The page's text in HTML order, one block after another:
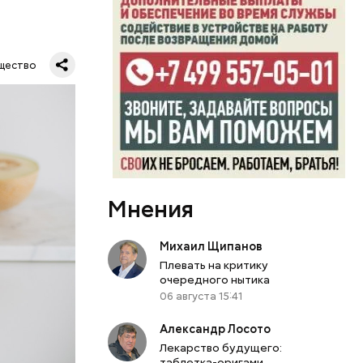
в
Мнения
Михаил Щипанов
Плевать на критику
очередного нытика
06 августа 15:41
Александр Лосото
Лекарство будущего: